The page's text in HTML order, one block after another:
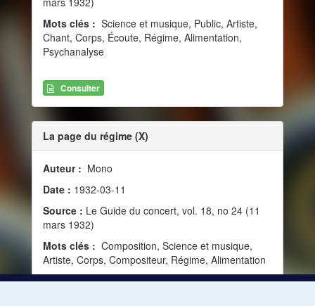
Mots clés : Science et musique, Public, Artiste,
Chant, Corps, Écoute, Régime, Alimentation,
Psychanalyse
Consulter
La page du régime (X)
Auteur : Mono
Date : 1932-03-11
Source : Le Guide du concert, vol. 18, no 24 (11
mars 1932)
Mots clés : Composition, Science et musique,
Artiste, Corps, Compositeur, Régime, Alimentation